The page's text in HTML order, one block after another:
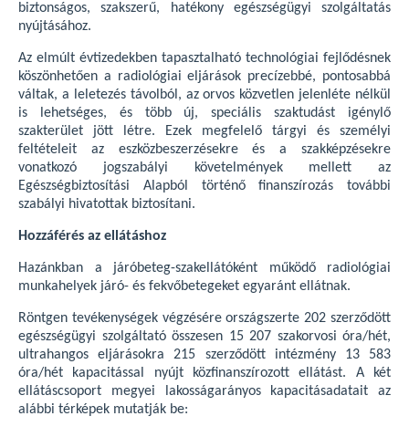
biztonságos, szakszerű, hatékony egészségügyi szolgáltatás
nyújtásához.
Az elmúlt évtizedekben tapasztalható technológiai fejlődésnek
köszönhetően a radiológiai eljárások precízebbé, pontosabbá
váltak, a leletezés távolból, az orvos közvetlen jelenléte nélkül
is lehetséges, és több új, speciális szaktudást igénylő
szakterület jött létre. Ezek megfelelő tárgyi és személyi
feltételeit az eszközbeszerzésekre és a szakképzésekre
vonatkozó jogszabályi követelmények mellett az
Egészségbiztosítási Alapból történő finanszírozás további
szabályi hivatottak biztosítani.
Hozzáférés az ellátáshoz
Hazánkban a járóbeteg-szakellátóként működő radiológiai
munkahelyek járó- és fekvőbetegeket egyaránt ellátnak.
Röntgen tevékenységek végzésére országszerte 202 szerződött
egészségügyi szolgáltató összesen 15 207 szakorvosi óra/hét,
ultrahangos eljárásokra 215 szerződött intézmény 13 583
óra/hét kapacitással nyújt közfinanszírozott ellátást. A két
ellátáscsoport megyei lakosságarányos kapacitásadatait az
alábbi térképek mutatják be: